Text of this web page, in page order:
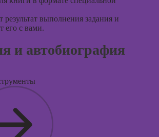
выполнения задания и
его с вами.
и автобиография